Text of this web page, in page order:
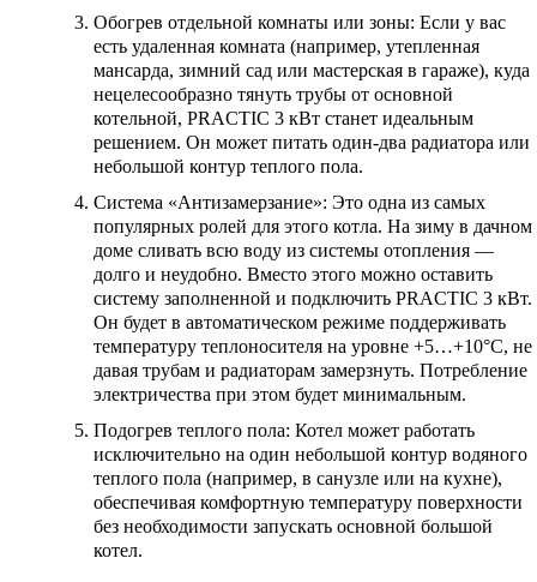
Обогрев отдельной комнаты или зоны: Если у вас
есть удаленная комната (например, утепленная
мансарда, зимний сад или мастерская в гараже), куда
нецелесообразно тянуть трубы от основной
котельной, PRACTIC 3 кВт станет идеальным
решением. Он может питать один-два радиатора или
небольшой контур теплого пола.
Система «Антизамерзание»: Это одна из самых
популярных ролей для этого котла. На зиму в дачном
доме сливать всю воду из системы отопления —
долго и неудобно. Вместо этого можно оставить
систему заполненной и подключить PRACTIC 3 кВт.
Он будет в автоматическом режиме поддерживать
температуру теплоносителя на уровне +5…+10°C, не
давая трубам и радиаторам замерзнуть. Потребление
электричества при этом будет минимальным.
Подогрев теплого пола: Котел может работать
исключительно на один небольшой контур водяного
теплого пола (например, в санузле или на кухне),
обеспечивая комфортную температуру поверхности
без необходимости запускать основной большой
котел.